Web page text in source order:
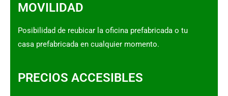
MOVILIDAD
Posibilidad de reubicar la oficina prefabricada o tu
casa prefabricada en cualquier momento.
PRECIOS ACCESIBLES